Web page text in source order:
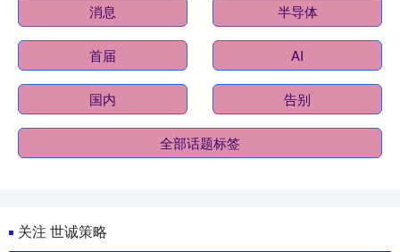
消息 半导体
首届 AI
国内 告别
全部话题标签
关注 世诚策略